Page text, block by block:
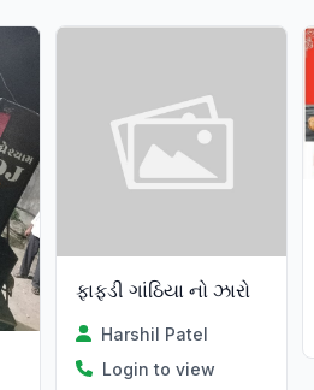
ફાફડી ગાંઠિયા નો ઝારો
Harshil Patel
Login to view